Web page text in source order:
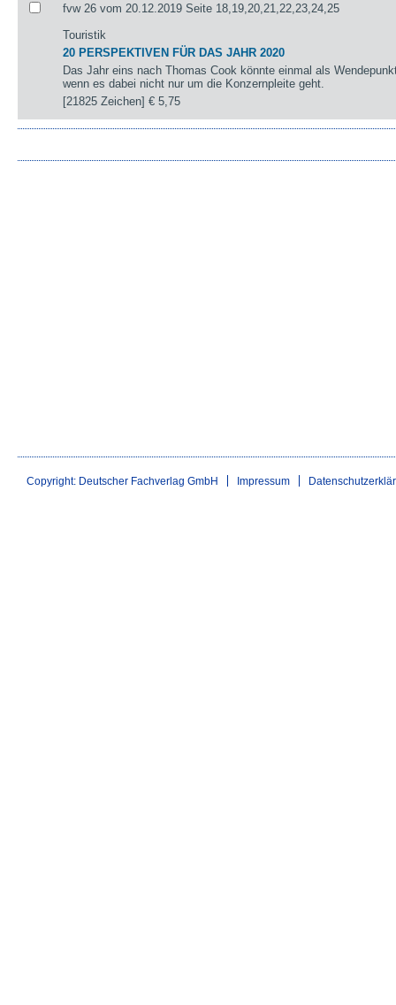
fvw 26 vom 20.12.2019 Seite 18,19,20,21,22,23,24,25
Touristik
20 PERSPEKTIVEN FÜR DAS JAHR 2020
Das Jahr eins nach Thomas Cook könnte einmal als
wenn es dabei nicht nur um die Konzernpleite geht.
[21825 Zeichen]€ 5,75
Copyright: Deutscher Fachverlag GmbH Impressum